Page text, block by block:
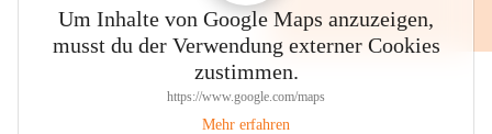
Um Inhalte von Google Maps anzuzeigen,
musst du der Verwendung externer Cookies
zustimmen.
https://www.google.com/maps
Mehr erfahren